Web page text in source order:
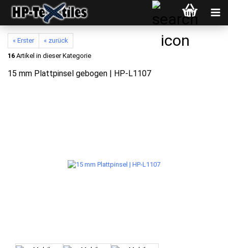
« Erster
« zurück
16 Artikel in dieser Kategorie
15 mm Plattpinsel gebogen | HP-L1107